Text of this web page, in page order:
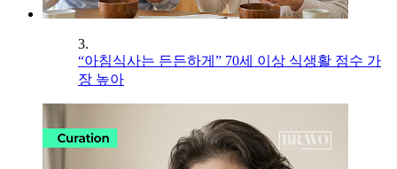
3.
“아침식사는 든든하게” 70세 이상 식생활 점수 가
장 높아